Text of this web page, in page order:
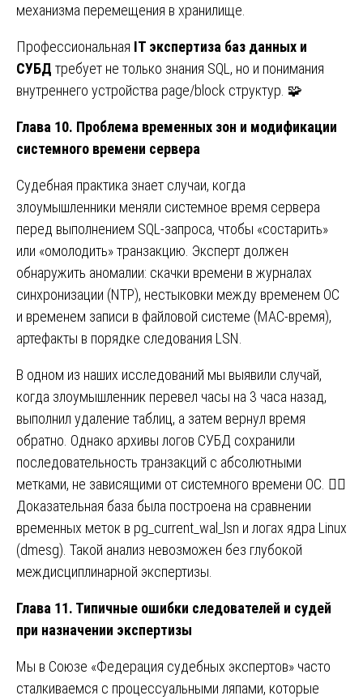
механизма перемещения в хранилище.
Профессиональная IT экспертиза баз данных и
СУБД требует не только знания SQL, но и понимания
внутреннего устройства page/block структур. 🧩
Глава 10. Проблема временных зон и модификации
системного времени сервера
Судебная практика знает случаи, когда
злоумышленники меняли системное время сервера
перед выполнением SQL-запроса, чтобы «состарить»
или «омолодить» транзакцию. Эксперт должен
обнаружить аномалии: скачки времени в журналах
синхронизации (NTP), нестыковки между временем ОС
и временем записи в файловой системе (MAC-время),
артефакты в порядке следования LSN.
В одном из наших исследований мы выявили случай,
когда злоумышленник перевел часы на 3 часа назад,
выполнил удаление таблиц, а затем вернул время
обратно. Однако архивы логов СУБД сохранили
последовательность транзакций с абсолютными
метками, не зависящими от системного времени ОС. 🕵️‍♀️
Доказательная база была построена на сравнении
временных меток в pg_current_wal_lsn и логах ядра Linux
(dmesg). Такой анализ невозможен без глубокой
междисциплинарной экспертизы.
Глава 11. Типичные ошибки следователей и судей
при назначении экспертизы
Мы в Союзе «Федерация судебных экспертов» часто
сталкиваемся с процессуальными ляпами, которые